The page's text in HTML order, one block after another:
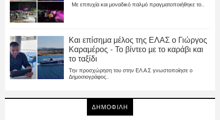
Με επιτυχία και μοναδικό παλμό πραγματοποιήθηκε το...
Και επίσημα μέλος της ΕΛΑΣ ο Γιώργος
Καραμέρος - Το βίντεο με το καράβι και
το ταξίδι
Την προσχώρηση του στην ΕΛ.Α.Σ γνωστοποίησε ο
Δημοσιογράφος...
ΔΗΜΟΦΙΛΗ